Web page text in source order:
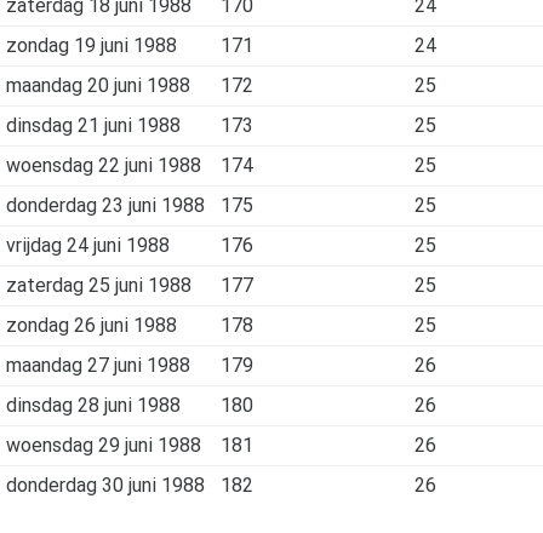
zaterdag 18 juni 1988
170
24
zondag 19 juni 1988
171
24
maandag 20 juni 1988
172
25
dinsdag 21 juni 1988
173
25
woensdag 22 juni 1988
174
25
donderdag 23 juni 1988
175
25
vrijdag 24 juni 1988
176
25
zaterdag 25 juni 1988
177
25
zondag 26 juni 1988
178
25
maandag 27 juni 1988
179
26
dinsdag 28 juni 1988
180
26
woensdag 29 juni 1988
181
26
donderdag 30 juni 1988
182 26